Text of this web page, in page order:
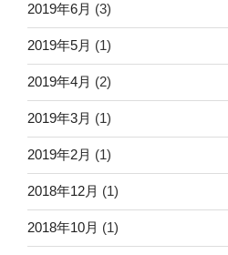
2019年6月 (3)
2019年5月 (1)
2019年4月 (2)
2019年3月 (1)
2019年2月 (1)
2018年12月 (1)
2018年10月 (1)